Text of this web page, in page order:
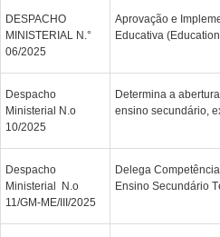
DESPACHO
MINISTERIAL N.°
06/2025
Aprovação e
Educativa
Despacho
Ministerial N.o
10/2025
Determina a
ensino secundário,
Despacho
Ministerial N.o
11/GM-ME/III/2025
Delega
Ensino Secundário